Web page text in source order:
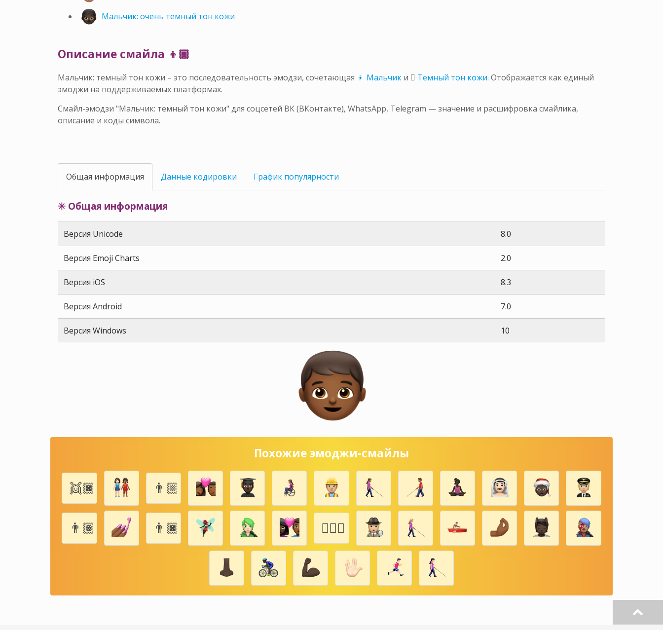
Мальчик: очень темный тон кожи
Описание смайла 👦🏾
Мальчик: темный тон кожи – это последовательность эмодзи, сочетающая 👦 Мальчик и 🏾 Темный тон кожи. Отображается как единый
эмоджи на поддерживаемых платформах.
Смайл-эмодзи "Мальчик: темный тон кожи" для соцсетей ВК (ВКонтакте), WhatsApp, Telegram — значение и расшифровка смайлика,
описание и коды символа.
Общая информация Данные кодировки График популярности
✳ Общая информация
Версия Unicode 8.0
Версия Emoji Charts 2.0
Версия iOS 8.3
Версия Android 7.0
Версия Windows 10
Похожие эмоджи-смайлы
👯🏿 👨🏼‍👨🏼‍👧🏼
👨🏽‍👶🏽‍👶🏽 👨🏿‍👨🏿‍👦🏿‍👧🏿 👯🏾‍♀️